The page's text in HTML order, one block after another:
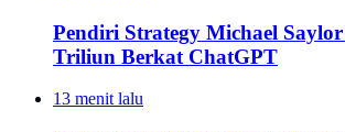
Pendiri Strategy Michael
Triliun Berkat ChatGPT
13 menit lalu